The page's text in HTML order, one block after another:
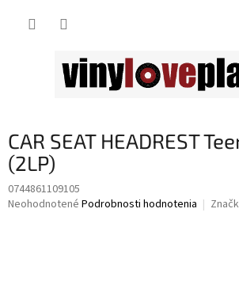
CAR SEAT HEADREST
(2LP)
0744861109105
Priemerné
Neohodnotené Podrobnosti hodnotenia